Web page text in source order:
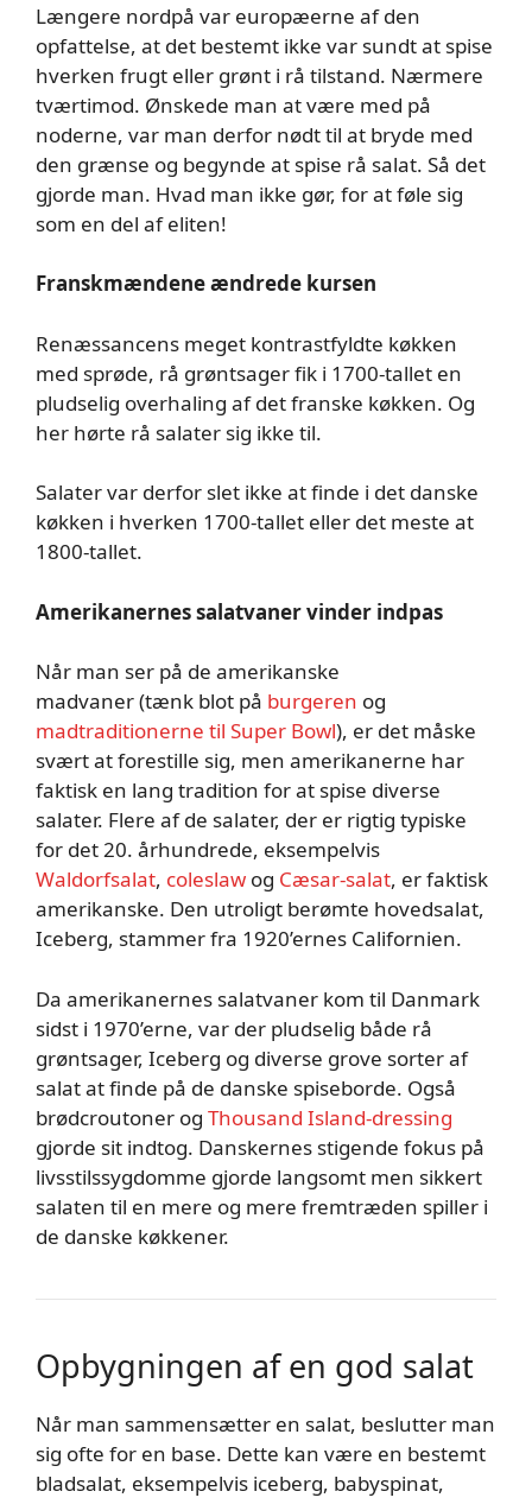
Længere nordpå var europæerne af den
opfattelse, at det bestemt ikke var sundt at spise
hverken frugt eller grønt i rå tilstand. Nærmere
tværtimod. Ønskede man at være med på
noderne, var man derfor nødt til at bryde med
den grænse og begynde at spise rå salat. Så det
gjorde man. Hvad man ikke gør, for at føle sig
som en del af eliten!
Franskmændene ændrede kursen
Renæssancens meget kontrastfyldte køkken
med sprøde, rå grøntsager fik i 1700-tallet en
pludselig overhaling af det franske køkken. Og
her hørte rå salater sig ikke til.
Salater var derfor slet ikke at finde i det danske
køkken i hverken 1700-tallet eller det meste at
1800-tallet.
Amerikanernes salatvaner vinder indpas
Når man ser på de amerikanske
madvaner (tænk blot på burgeren og
madtraditionerne til Super Bowl), er det måske
svært at forestille sig, men amerikanerne har
faktisk en lang tradition for at spise diverse
salater. Flere af de salater, der er rigtig typiske
for det 20. århundrede, eksempelvis
Waldorfsalat, coleslaw og Cæsar-salat, er faktisk
amerikanske. Den utroligt berømte hovedsalat,
Iceberg, stammer fra 1920’ernes Californien.
Da amerikanernes salatvaner kom til Danmark
sidst i 1970’erne, var der pludselig både rå
grøntsager, Iceberg og diverse grove sorter af
salat at finde på de danske spiseborde. Også
brødcroutoner og Thousand Island-dressing
gjorde sit indtog. Danskernes stigende fokus på
livsstilssygdomme gjorde langsomt men sikkert
salaten til en mere og mere fremtræden spiller i
de danske køkkener.
Opbygningen af en god salat
Når man sammensætter en salat, beslutter man
sig ofte for en base. Dette kan være en bestemt
bladsalat, eksempelvis iceberg, babyspinat,